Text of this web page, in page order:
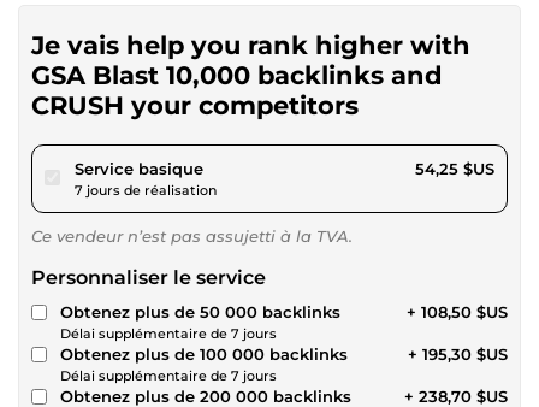
Je vais help you rank higher with
GSA Blast 10,000 backlinks and
CRUSH your competitors
Service basiquepour 50,00 $US
7 jours de réalisation
54,25 $US
Ce vendeur n’est pas assujetti à la TVA.
Personnaliser le service
Obtenez plus de 50 000 backlinks
Délai supplémentaire de 7 jours
+ 108,50 $US
Obtenez plus de 100 000 backlinks
Délai supplémentaire de 7 jours
+ 195,30 $US
Obtenez plus de 200 000 backlinks + 238,70 $US